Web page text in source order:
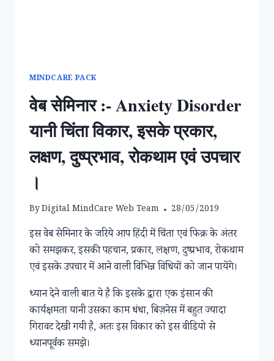
BUSINESS
KAIZEN
MINDCARE PACK
वेब सेमिनार :- Anxiety Disorder
यानी चिंता विकार, इसके प्रकार,
लक्षण, दुष्प्रभाव, रोकथाम एवं उपचार
।
ByDigital MindCare Web Team 28/05/2019
इस वेब सेमिनार के जरिये आप हिंदी में चिंता एवं फिक्र के अंतर
को समझकर, इसकी पहचान, प्रकार, लक्षण, दुष्प्रभाव, रोकथाम
एवं इसके उपचार में आने वाली विभिन्न विधियों को जान पायेंगे।
ध्यान देने वाली बात ये है कि इसके द्वारा एक इंसान की
कार्यक्षमता यानी उसका काम धंधा, बिज़नेस में बहुत ज्यादा
गिरावट देखी गयी है, अतः इस विकार को इस वीडियो से
ध्यानपूर्वक समझे।